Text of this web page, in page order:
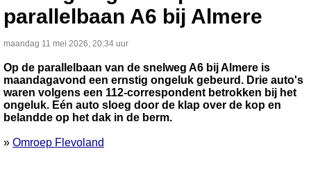
parallelbaan A6 bij Almere
maandag 11 mei 2026, 20:34 uur
Op de parallelbaan van de snelweg A6 bij Almere is
maandagavond een ernstig ongeluk gebeurd. Drie auto's
waren volgens een 112-correspondent betrokken bij het
ongeluk. Eén auto sloeg door de klap over de kop en
belandde op het dak in de berm.
» Omroep Flevoland